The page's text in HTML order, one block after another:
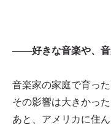
――好きな音楽や、音
音楽家の家庭で育っ
その影響は大きかった
あと、アメリカに住